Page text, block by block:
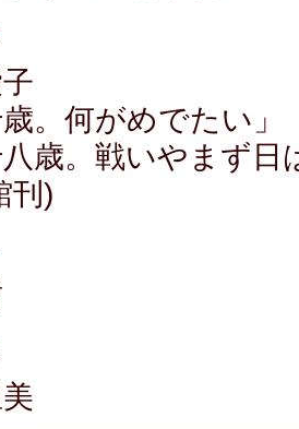
歳。何がめでたい」
八歳。戦いやまず日
刊)